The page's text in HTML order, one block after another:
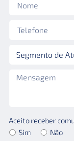
Aceito receber
Sim
Não